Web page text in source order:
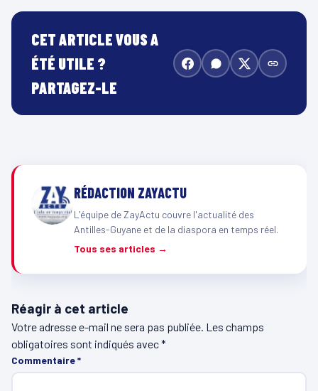
CET ARTICLE VOUS A
ÉTÉ UTILE ?
PARTAGEZ-LE
RÉDACTION ZAYACTU
L'équipe de ZayActu couvre l'actualité des
Antilles-Guyane et de la diaspora en temps réel.
Tous ses articles →
Réagir à cet article
Votre adresse e-mail ne sera pas publiée. Les champs
obligatoires sont indiqués avec*
Commentaire*